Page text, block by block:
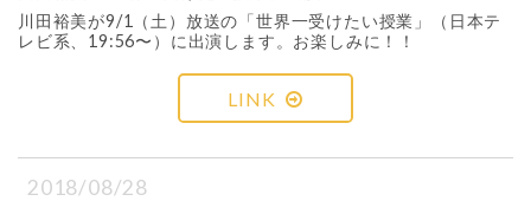
川田裕美が9/1（土）放送の「世界一受けたい授業」（日本テ
レビ系、19:56〜）に出演します。お楽しみに！！
LINK
2018/08/28